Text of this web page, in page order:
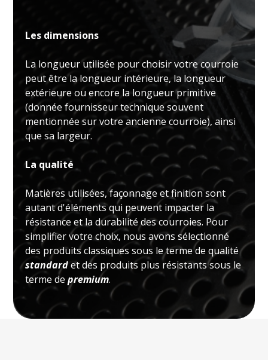
Les dimensions
La longueur utilisée pour choisir votre courroie
peut être la longueur intérieure, la longueur
extérieure ou encore la longueur primitive
(donnée fournisseur technique souvent
mentionnée sur votre ancienne courroie), ainsi
que sa largeur.
La qualité
Matières utilisées, façonnage et finition sont
autant d'éléments qui peuvent impacter la
résistance et la durabilité des courroies. Pour
simplifier votre choix, nous avons sélectionné
des produits classiques sous le terme de qualité
standardet des produits plus résistants sous le
terme depremium.